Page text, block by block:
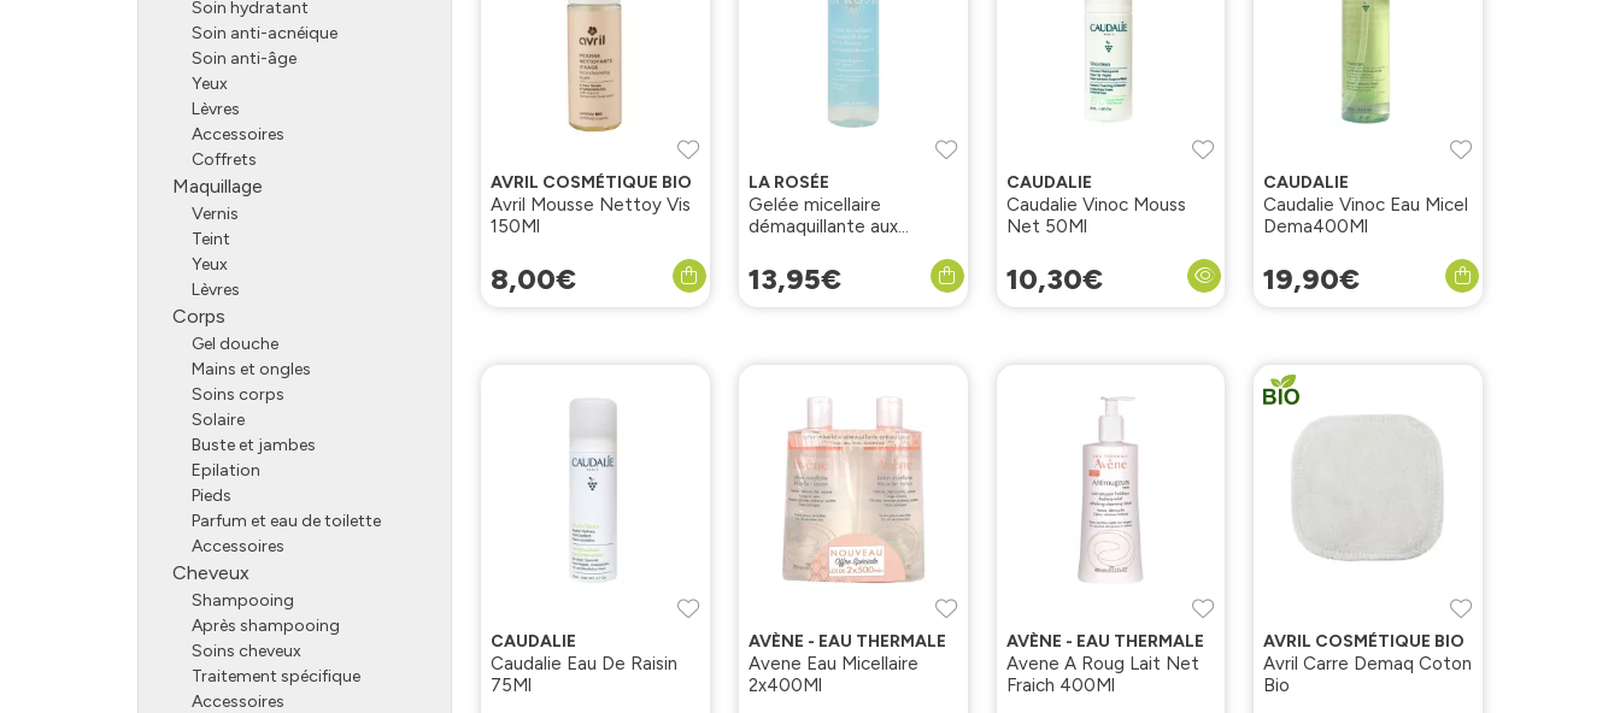
AVRIL COSMÉTIQUE BIO
Avril Mousse Nettoy Vis
150Ml
8,00€
LA ROSÉE
Gelée micellaire
démaquillante aux
13,95€
CAUDALIE
Caudalie Vinoc Mouss
Net 50Ml
10,30€
CAUDALIE
Caudalie Vinoc Eau Micel
Dema400Ml
19,90€
CAUDALIE
Caudalie Eau De Raisin
75Ml
AVÈNE - EAU THERMALE
Avene Eau Micellaire
2x400Ml
AVÈNE - EAU THERMALE
Avene A Roug Lait Net
Fraich 400Ml
AVRIL COSMÉTIQUE BIO
Avril Carre Demaq Coton
Bio
Soin hydratant
Soin anti-acnéique
Soin anti-âge
Yeux
Lèvres
Accessoires
Coffrets
Maquillage
Vernis
Teint
Yeux
Lèvres
Corps
Gel douche
Mains et ongles
Soins corps
Solaire
Buste et jambes
Epilation
Pieds
Parfum et eau de toilette
Accessoires
Cheveux
Shampooing
Après shampooing
Soins cheveux
Traitement spécifique
Accessoires